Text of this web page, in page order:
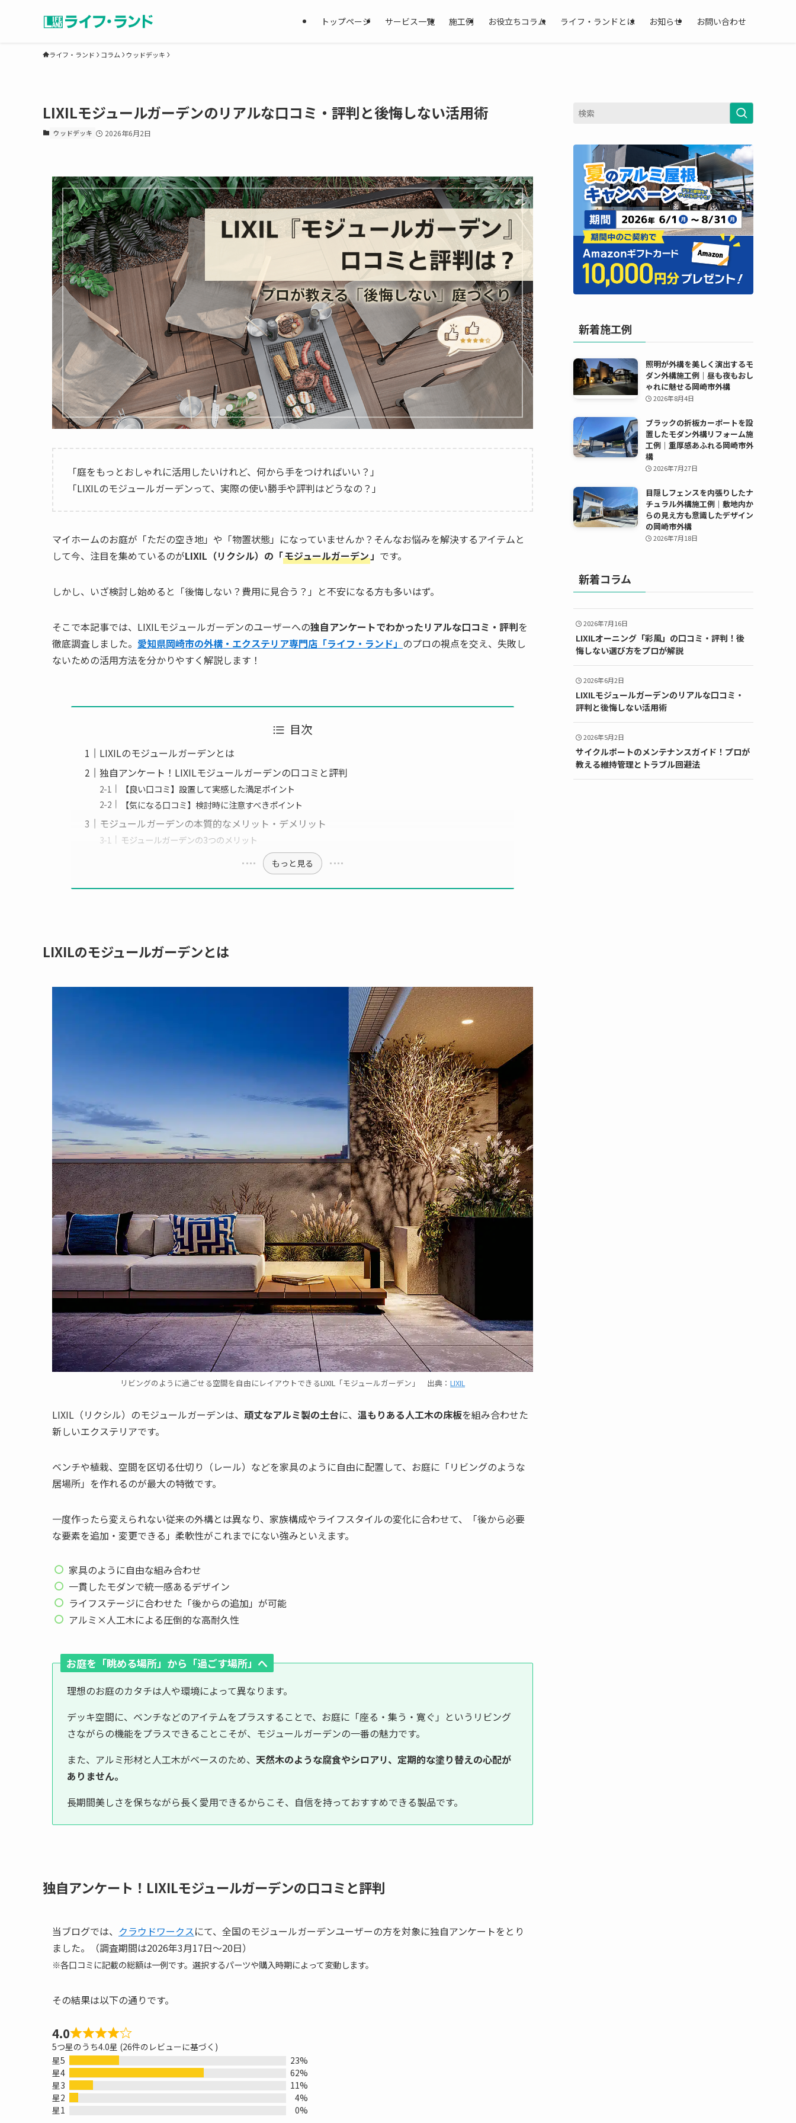
トップページ サービス一覧 施工例 お役立ちコラム ライフ・ランドとは お知らせ お問い合わせ
ライフ・ランド コラム ウッドデッキ
LIXILモジュールガーデンのリアルな口コミ・評判と後悔しない活用術
ウッドデッキ 2026年6月2日
「庭をもっとおしゃれに活用したいけれど、何から手をつければいい？」
「LIXILのモジュールガーデンって、実際の使い勝手や評判はどうなの？」
マイホームのお庭が「ただの空き地」や「物置状態」になっていませんか？そんなお悩みを解決するアイテムと
して今、注目を集めているのがLIXIL（リクシル）の「モジュールガーデン」 です。
しかし、いざ検討し始めると「後悔しない？費用に見合う？」と不安になる方も多いはず。
そこで本記事では、LIXILモジュールガーデンのユーザーへの独自アンケートでわかったリアルな口コミ・評判を
徹底調査しました。 愛知県岡崎市の外構・エクステリア専門店「ライフ・ランド」 のプロの視点を交え、失敗し
ないための活用方法を分かりやすく解説します！
目次
LIXILのモジュールガーデンとは
独自アンケート！LIXILモジュールガーデンの口コミと評判
【良い口コミ】設置して実感した満足ポイント
【気になる口コミ】検討時に注意すべきポイント
モジュールガーデンの本質的なメリット・デメリット
モジュールガーデンの3つのメリット
もっと見る
LIXILのモジュールガーデンとは
リビングのように過ごせる空間を自由にレイアウトできるLIXIL「モジュールガーデン」 出典： LIXIL
LIXIL（リクシル）のモジュールガーデンは、 頑丈なアルミ製の土台に、 温もりある人工木の床板を組み合わせた
新しいエクステリアです。
ベンチや植栽、空間を区切る仕切り（レール）などを家具のように自由に配置して、お庭に「リビングのような
居場所」を作れるのが最大の特徴です。
一度作ったら変えられない従来の外構とは異なり、家族構成やライフスタイルの変化に合わせて、「後から必要
な要素を追加・変更できる」柔軟性がこれまでにない強みといえます。
家具のように自由な組み合わせ
一貫したモダンで統一感あるデザイン
ライフステージに合わせた「後からの追加」が可能
アルミ×人工木による圧倒的な高耐久性
お庭を「眺める場所」から「過ごす場所」へ
理想のお庭のカタチは人や環境によって異なります。
デッキ空間に、ベンチなどのアイテムをプラスすることで、お庭に「座る・集う・寛ぐ」というリビング
さながらの機能をプラスできることこそが、モジュールガーデンの一番の魅力です。
また、アルミ形材と人工木がベースのため、 天然木のような腐食やシロアリ、定期的な塗り替えの心配が
ありません。
長期間美しさを保ちながら長く愛用できるからこそ、自信を持っておすすめできる製品です。
独自アンケート！LIXILモジュールガーデンの口コミと評判
当ブログでは、 クラウドワークスにて、全国のモジュールガーデンユーザーの方を対象に独自アンケートをとり
ました。（調査期間は2026年3月17日～20日）
※各口コミに記載の総額は一例です。選択するパーツや購入時期によって変動します。
その結果は以下の通りです。
4.0
5つ星のうち4.0星 (26件のレビューに基づく)
星5
23%
星4
62%
星3
11%
星2
4%
星1
0%
新着施工例
照明が外構を美しく演出するモ
ダン外構施工例｜昼も夜もおし
ゃれに魅せる岡崎市外構
2026年8月4日
ブラックの折板カーポートを設
置したモダン外構リフォーム施
工例｜重厚感あふれる岡崎市外
構
2026年7月27日
目隠しフェンスを内張りしたナ
チュラル外構施工例｜敷地内か
らの見え方も意識したデザイン
の岡崎市外構
2026年7月18日
新着コラム
2026年7月16日
LIXILオーニング「彩風」の口コミ・評判！後
悔しない選び方をプロが解説
2026年6月2日
LIXILモジュールガーデンのリアルな口コミ・
評判と後悔しない活用術
2026年5月2日
サイクルポートのメンテナンスガイド！プロが
教える維持管理とトラブル回避法